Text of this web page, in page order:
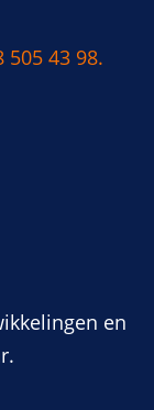
505 43 98.
venster
een nieuw
en